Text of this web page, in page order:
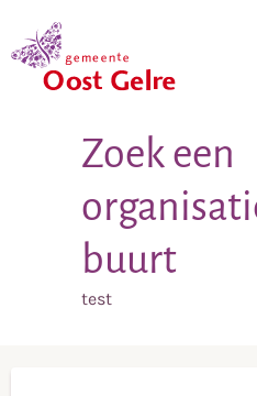
Zoek een
buurt
test